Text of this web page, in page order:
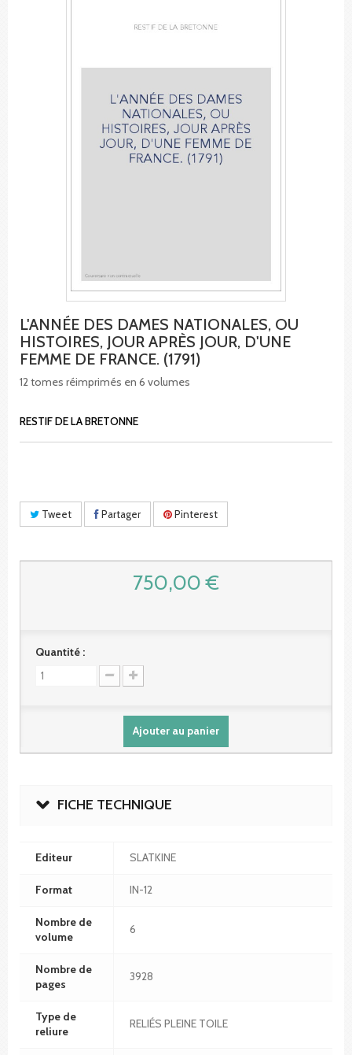
L'ANNÉE DES DAMES NATIONALES, OU
HISTOIRES, JOUR APRÈS JOUR, D'UNE
FEMME DE FRANCE. (1791)
12 tomes réimprimés en 6 volumes
RESTIF DE LA BRETONNE
Tweet Partager Pinterest
750,00 €
Quantité :
Ajouter au panier
FICHE TECHNIQUE
Editeur SLATKINE
Format IN-12
Nombre de
volume
6
Nombre de
pages
3928
Type de
reliure
RELIÉS PLEINE TOILE